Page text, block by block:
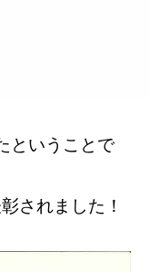
ということで
されました！